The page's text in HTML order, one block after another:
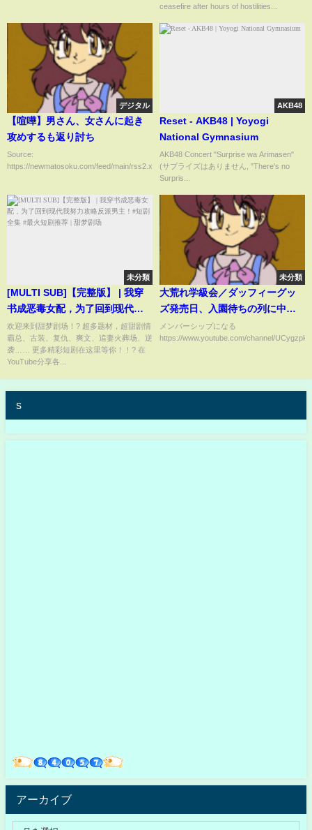
Actions…'
ceasefire after hours of hostilities...
デジタル
【喧嘩】男さん、女さんに起き
攻めするも返り討ち
Source:
https://newmatosoku.com/feed/main/rss2.xml...
AKB48
Reset - AKB48 | Yoyogi
National Gymnasium
AKB48 Concert "Surprise wa Arimasen"
(サプライズはありません, "There's no
Surpris...
未分類
[MULTI SUB]【完整版】 | 我穿
书成恶毒女配，为了回到现代我
努力攻略反派男主！#短剧全集 #
最火短剧推荐 | 甜梦剧场
欢迎来到甜梦剧场！? 超多题材，超甜剧情
霸总、古装、复仇、爽文、追妻火葬场、逆
袭…… 更多精彩短剧在这里等你！！? 在
YouTube分享各...
未分類
大荒れ学級会／ダッフィーグッ
ズ発売日、入園待ちの列に中国
人転売ヤー80人が横入り（2024-
08 東京ディズニーシー）
メンバーシップになる
https://www.youtube.com/channel/
s
アーカイブ